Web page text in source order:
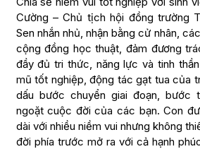
Cường – Chủ tịch hội đồng trường
Sen nhắn nhủ, nhận bằng cử nhân,
cộng đồng học thuật, đảm đương
đầy đủ tri thức, năng lực và tinh
mũ tốt nghiệp, động tác gạt tua của
dấu bước chuyển giai đoạn, bước
ngoặt cuộc đời của các bạn. Con
dài với nhiều niềm vui nhưng không
đời phía trước mở ra với cả hạnh